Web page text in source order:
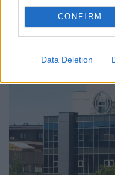
CONFIRM
Data Deletion
ugyanannyi az
A legnagyobb verseny
területén figyelhető
jelentkező juthat egy